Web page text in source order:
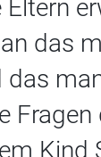
Eltern
das
das
Fragen
Kind